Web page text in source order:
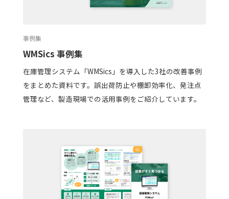
事例集
WMSics 事例集
在庫管理システム「WMSics」を導入した3社の改善事例
をまとめた資料です。誤出荷防止や棚卸効率化、発注点
管理など、製造現場での活用事例をご紹介しています。